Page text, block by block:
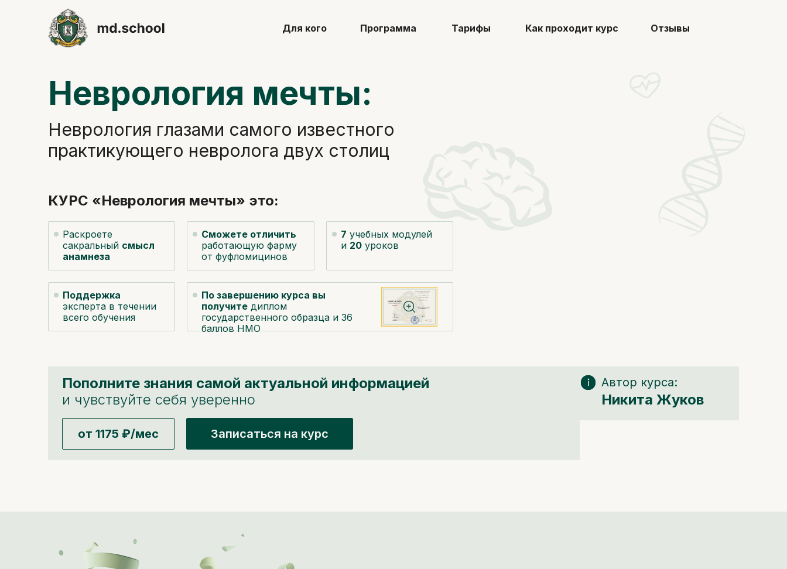
Для кого Программа Тарифы Как проходит курс Отзывы
Записаться на курс
от 1175 ₽/мес
Неврология мечты:
КУРС «Неврология мечты» это:
Пополните знания самой актуальной информацией
и чувствуйте себя уверенно
Раскроете
сакральный смысл
анамнеза
Сможете отличить
работающую фарму
от фуфломицинов
По завершению курса вы
получите диплом
государственного образца и 36
баллов НМО
Поддержка
эксперта в течении
всего обучения
7 учебных модулей
и 20 уроков
Неврология глазами самого известного
практикующего невролога двух столиц
Автор курса:
Никита Жуков
«Навыки общения